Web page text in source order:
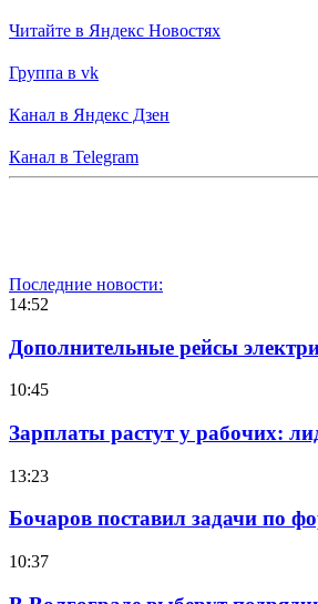
Читайте в Яндекс Новостях
Группа в vk
Канал в Яндекс Дзен
Канал в Telegram
Последние новости:
14:52
Дополнительные рейсы
10:45
Зарплаты растут у рабочих:
13:23
Бочаров поставил задачи по
10:37